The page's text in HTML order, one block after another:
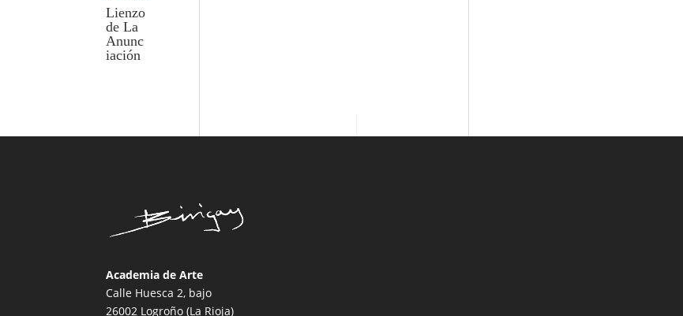
Lienzo
de La
Anunc
iación
Academia de Arte
Calle Huesca 2, bajo
26002 Logroño (La Rioja)